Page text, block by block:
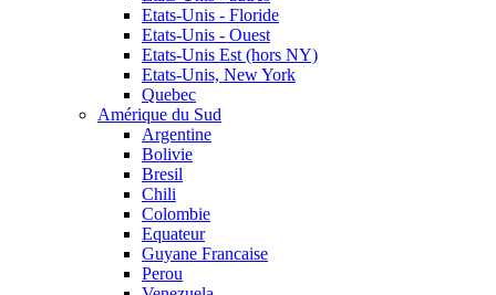
Etats-Unis - Floride
Etats-Unis - Ouest
Etats-Unis Est (hors NY)
Etats-Unis, New York
Quebec
Amérique du Sud
Argentine
Bolivie
Bresil
Chili
Colombie
Equateur
Guyane Francaise
Perou